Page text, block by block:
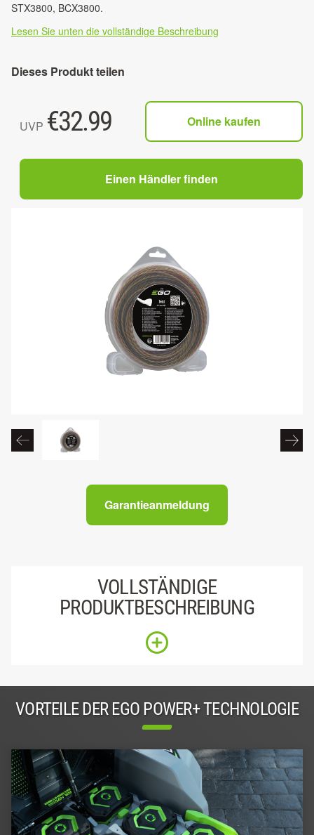
Garantieanmeldung
STX3800, BCX3800.
Lesen Sie unten die vollständige Beschreibung
Dieses Produkt teilen
UVP €32.99 Online kaufen
Einen Händler finden
VOLLSTÄNDIGE
PRODUKTBESCHREIBUNG
VORTEILE DER EGO POWER+ TECHNOLOGIE